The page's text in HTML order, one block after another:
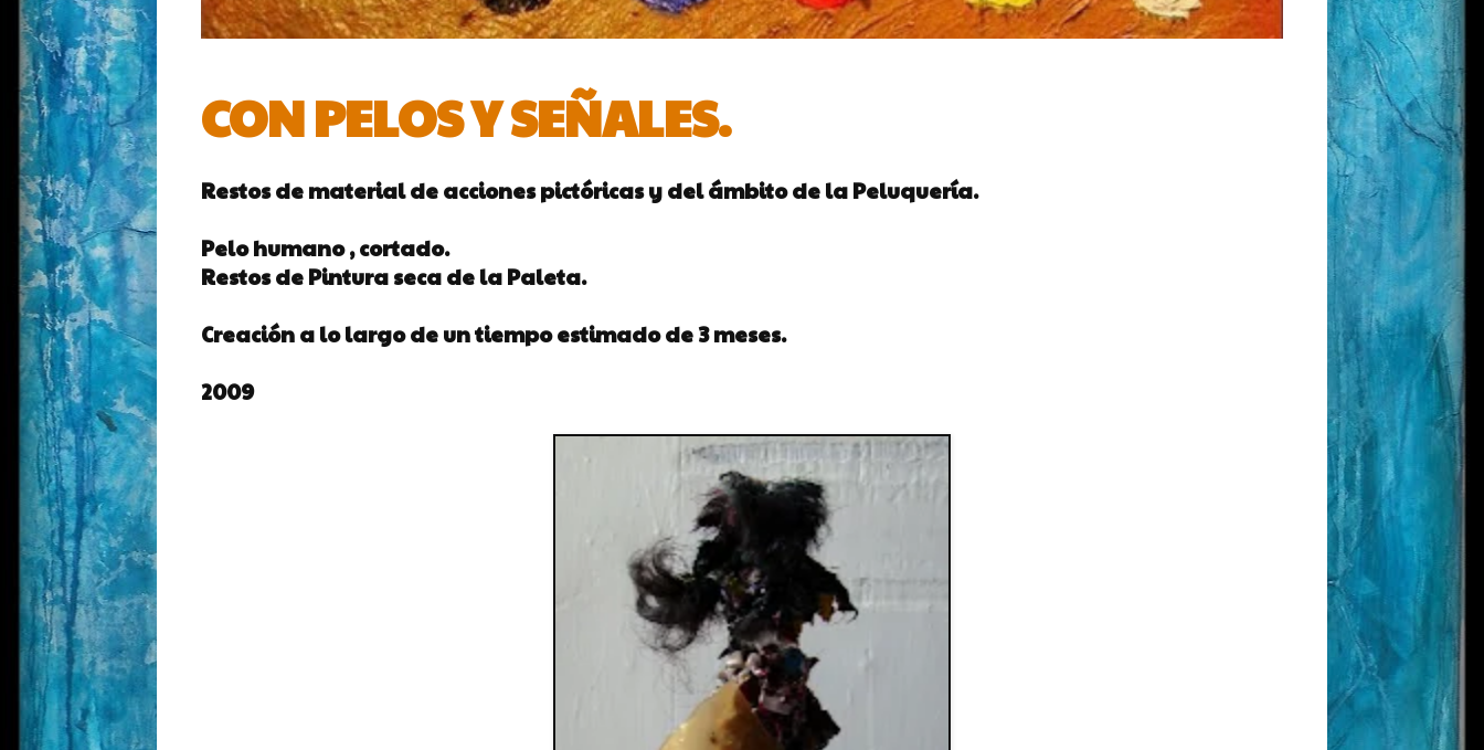
CON PELOS Y SEÑALES.
Restos de material de acciones pictóricas y del ámbito de la Peluquería.
Pelo humano , cortado.
Restos de Pintura seca de la Paleta.
Creación a lo largo de un tiempo estimado de 3 meses.
2009